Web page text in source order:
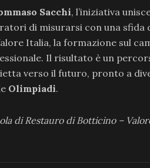
Sacchi, l’iniziativa
di misurarsi con una sfida
Italia, la formazione sul
Il risultato è un
verso il futuro, pronto a
Olimpiadi.
di Restauro di Botticino –